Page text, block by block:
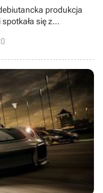
produkcja
się z
już sprzedać się w 125